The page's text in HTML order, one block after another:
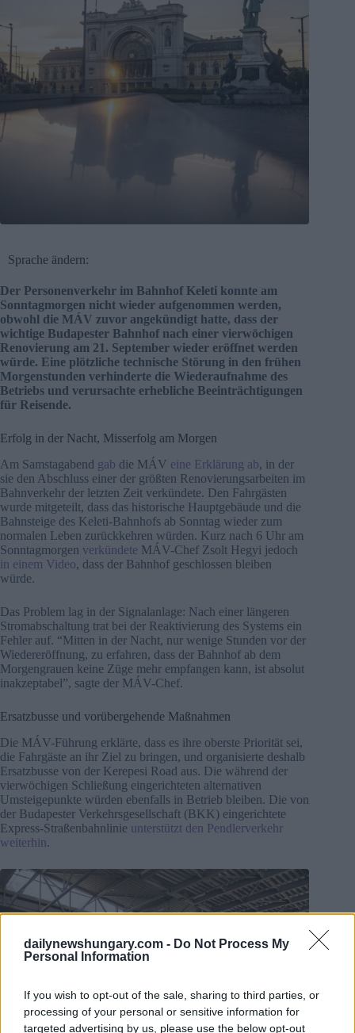
dailynewshungary.com - Do Not Process My
Personal Information
If you wish to opt-out of the sale, sharing to third parties, or
processing of your personal or sensitive information for
targeted advertising by us, please use the below opt-out
Sprache ändern:
Der Personenverkehr im Bahnhof Keleti konnte am
Sonntagmorgen nicht wieder aufgenommen werden,
obwohl die MÁV zuvor angekündigt hatte, dass der
wichtige Budapester Bahnhof nach einer vierwöchigen
Renovierung am 21. September wieder eröffnet werden
würde. Eine plötzliche technische Störung in den frühen
Morgenstunden verhinderte die Wiederaufnahme des
Betriebs und verursachte erhebliche Beeinträchtigungen
für Reisende.
Erfolg in der Nacht, Misserfolg am Morgen
Am Samstagabend gab die MÁV eine Erklärung ab, in der
sie den Abschluss einer der größten Renovierungsarbeiten im
Bahnverkehr der letzten Zeit verkündete. Den Fahrgästen
wurde mitgeteilt, dass das historische Hauptgebäude und die
Bahnsteige des Keleti-Bahnhofs ab Sonntag wieder zum
normalen Leben zurückkehren würden. Kurz nach 6 Uhr am
Sonntagmorgen verkündete MÁV-Chef Zsolt Hegyi jedoch
in einem Video, dass der Bahnhof geschlossen bleiben
würde.
Das Problem lag in der Signalanlage: Nach einer längeren
Stromabschaltung trat bei der Reaktivierung des Systems ein
Fehler auf. “Mitten in der Nacht, nur wenige Stunden vor der
Wiedereröffnung, zu erfahren, dass der Bahnhof ab dem
Morgengrauen keine Züge mehr empfangen kann, ist absolut
inakzeptabel”, sagte der MÁV-Chef.
Ersatzbusse und vorübergehende Maßnahmen
Die MÁV-Führung erklärte, dass es ihre oberste Priorität sei,
die Fahrgäste an ihr Ziel zu bringen, und organisierte deshalb
Ersatzbusse von der Kerepesi Road aus. Die während der
vierwöchigen Schließung eingerichteten alternativen
Umsteigepunkte würden ebenfalls in Betrieb bleiben. Die von
der Budapester Verkehrsgesellschaft (BKK) eingerichtete
Express-Straßenbahnlinie unterstützt den Pendlerverkehr
weiterhin.